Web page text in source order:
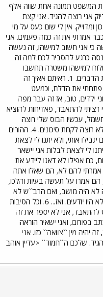
המשפט תמונה אחת שווה אלף
אני רוצה להגיד. אני קצת
ומדוייק. אין לי שום כעס על מי
אמרתי את זה כמה פעמים. אני
כי אני חשוב למישהו, זה נעשה
כרגע להסביר לכם למה זה
למישהו משטרה תחשבו
פעמיים. ואני יפרט לכם בדיוק את הדברים. 1. ראיתם אאיך זה
פתחתי את הדלת, וכמעט
שם שני ילדים, טוב, אז זה עבר מפה
רציתי להתאבד, פאדיחות להוציא
עובד בחשמל, עכשיו הבוס שלי רוצה
לפטר אותי, אין עליי ביטוח, הוא לא רוצה לקחת סיכונים. 4. ההורים
אותי, ולא יתנו לי לצאת
לי לצאת לבלות אני יישאר
כלום, כם אפילו לא דאגו ליידע את
אמרתי להם לא, הם שאלו אתה
אמרו על תעשה בעיות והלכו,
לא היה מושב, ואם הרב``ש לא
היה חבר של אבא שלי, ההורים לא היו יודעים. ואז... 6. וכל הסיבות
להתאבד, אני לא יספר את זה
בפורום, ואני ישאיר הוראה
יהיה מין ``צוואה`` כזו. אני
שלכם ה``חמוד`` <עדיין אוהב